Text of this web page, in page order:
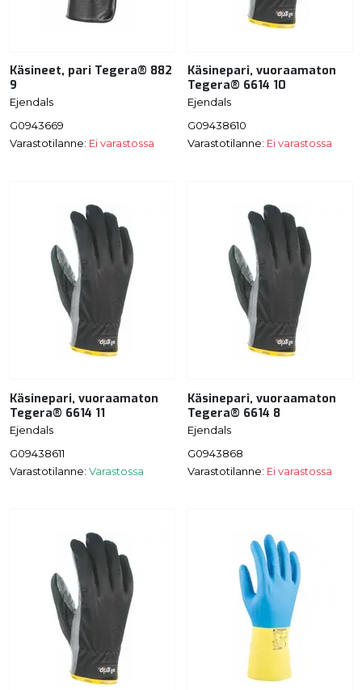
Käsineet, pari Tegera® 882
9
Ejendals
G0943669
Varastotilanne: Ei varastossa
Käsinepari, vuoraamaton
Tegera® 6614 10
Ejendals
G09438610
Varastotilanne: Ei varastossa
Käsinepari, vuoraamaton
Tegera® 6614 11
Ejendals
G09438611
Varastotilanne: Varastossa
Käsinepari, vuoraamaton
Tegera® 6614 8
Ejendals
G0943868
Varastotilanne: Ei varastossa